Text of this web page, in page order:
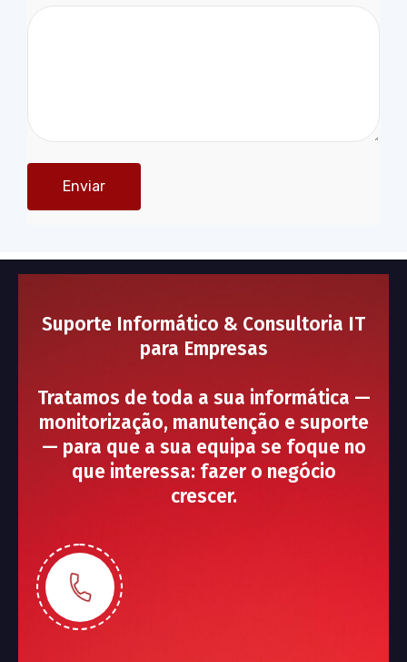
Suporte Informático & Consultoria IT
para Empresas
Tratamos de toda a sua informática —
monitorização, manutenção e suporte
— para que a sua equipa se foque no
que interessa: fazer o negócio
crescer.